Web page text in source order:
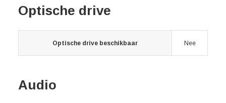
Optische drive
Optische drive beschikbaar Nee
Audio